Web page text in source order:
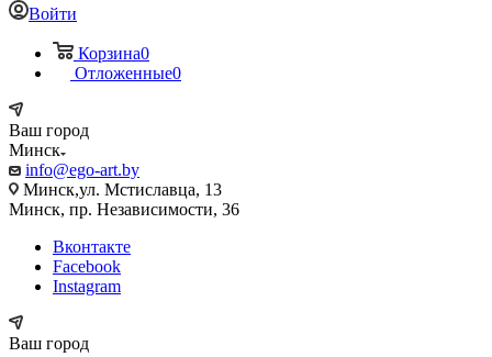
Войти
Корзина0
Отложенные0
Ваш город
Минск
info@ego-art.by
Минск,ул. Мстиславца, 13
Минск, пр. Независимости, 36
Вконтакте
Facebook
Instagram
Ваш город